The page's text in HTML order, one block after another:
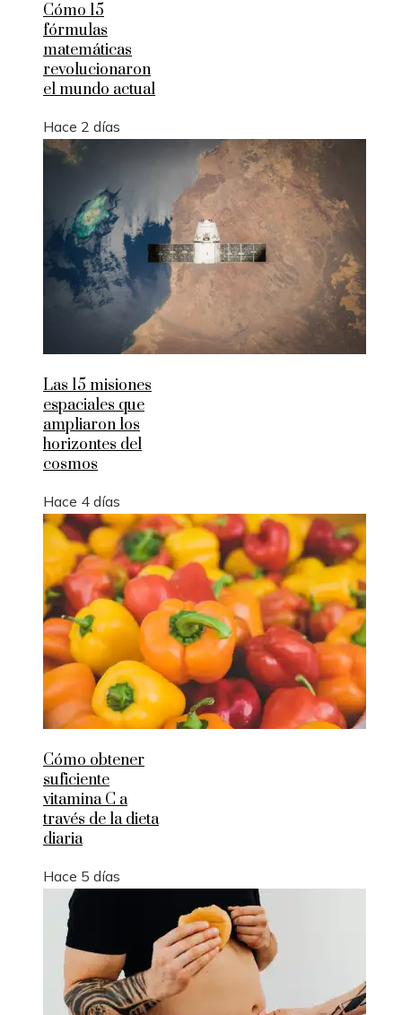
Cómo 15
fórmulas
matemáticas
revolucionaron
el mundo actual
Hace 2 días
Las 15 misiones
espaciales que
ampliaron los
horizontes del
cosmos
Hace 4 días
Cómo obtener
suficiente
vitamina C a
través de la dieta
diaria
Hace 5 días